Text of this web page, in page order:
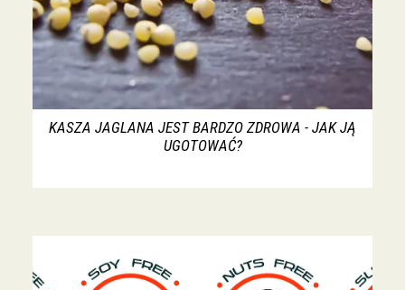
KASZA JAGLANA JEST BARDZO ZDROWA - JAK JĄ
UGOTOWAĆ?